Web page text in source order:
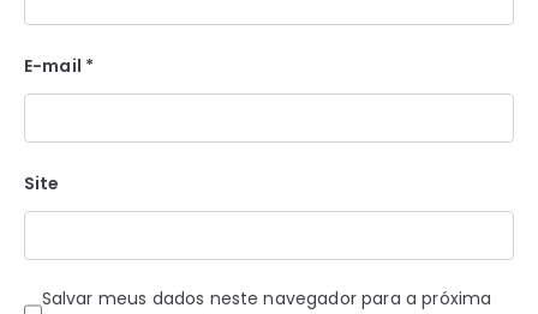
E-mail *
Site
Salvar meus dados neste navegador para a próxima